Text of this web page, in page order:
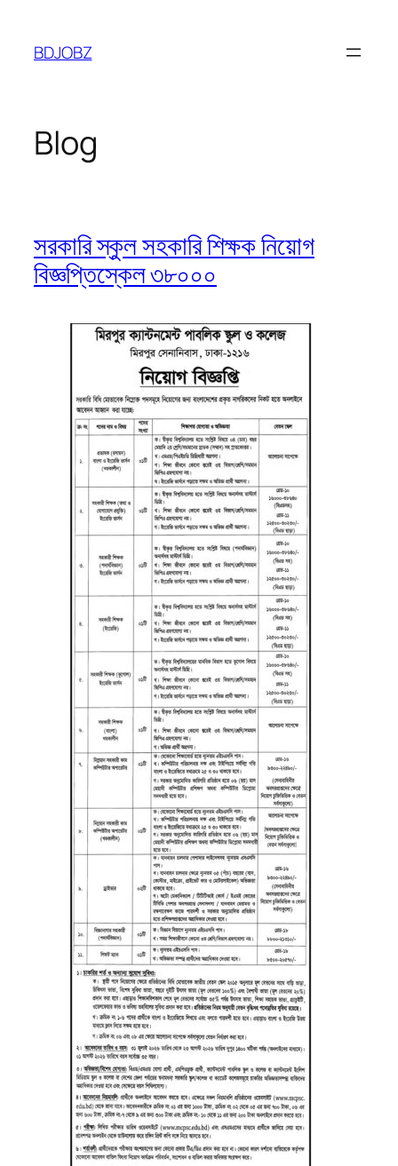
content
BDJOBZ
Blog
সরকারি স্কুল সহকারি শিক্ষক নিয়োগ
বিজ্ঞপ্তিস্কেল ৩৮০০০